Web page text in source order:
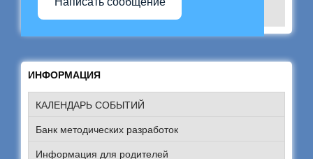
ИНФОРМАЦИЯ
КАЛЕНДАРЬ СОБЫТИЙ
Банк методических разработок
Информация для родителей